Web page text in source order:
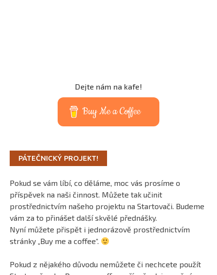
Dejte nám na kafe!
Buy Me a Coffee
PÁTEČNICKÝ PROJEKT!
Pokud se vám líbí, co děláme, moc vás prosíme o
příspěvek na naši činnost. Můžete tak učinit
prostřednictvím našeho projektu na Startovači. Budeme
vám za to přinášet další skvělé přednášky.
Nyní můžete přispět i jednorázově prostřednictvím
stránky „Buy me a coffee“.
Pokud z nějakého důvodu nemůžete či nechcete použít